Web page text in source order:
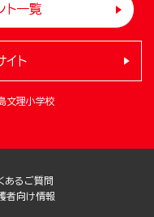
ト一覧
文理小学校
イト
あるご質問
者向け情報